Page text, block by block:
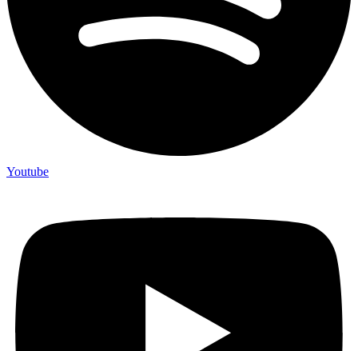
Youtube